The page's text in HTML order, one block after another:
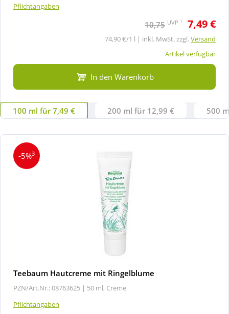
Pflichtangaben
10,75 UVP 1 7,49 €
74,90 €/1 l | inkl. MwSt. zzgl.Versand
Artikel verfügbar
In den Warenkorb
100 ml für 7,49 € 200 ml für 12,99 € 500
-5%3
Teebaum Hautcreme mit Ringelblume
PZN/Art.Nr.: 08763625 | 50 ml, Creme
Pflichtangaben